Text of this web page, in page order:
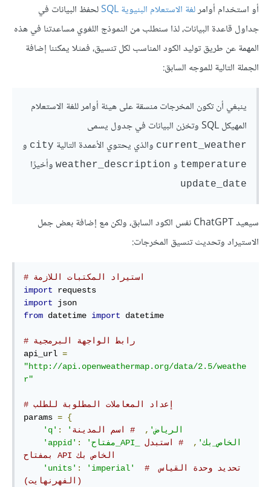
أو استخدام أوامرلغة الاستعلام البنيوية SQL
لحفظ البيانات في
جداول قاعدة البيانات، لذا سنطلب من النموذج اللغوي مساعدتنا في هذه
المهمة عن طريق توليد الكود المناسب لكل تنسيق، فمثلا يمكننا إضافة
الجملة التالية للموجه السابق:
ينبغي أن تكون المخرجات منسقة على هيئة أوامر للغة الاستعلام
المهيكل SQL وتخزن البيانات في جدول يسمى
current_weather والذي يحتوي الأعمدة التالية city و
temperature و weather_description وأخيرًا
update_date
سيعيد ChatGPT نفس الكود السابق، ولكن مع إضافة بعض جمل
الاستيراد وتحديث تنسيق المخرجات:
# استيراد المكتبات اللازمة
import
import
from datetime import datetime
# رابط الواجهة البرمجية
api_url =
"http://api.openweathermap.org/data/2.5/weathe
r"
params = {
'q' : 'الرياض' ,
# اسم المدينة
'appid' : 'مفتاح_API_الخاص_بك' ,
بمفتاح API الخاص بك
'units' : 'imperial'
# تحديد وحدة القياس
(الفهرنهايت)